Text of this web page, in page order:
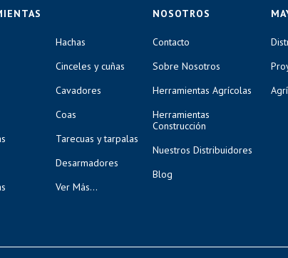
Hachas
Cinceles y cuñas
Cavadores
Coas
Tarecuas y tarpalas
Desarmadores
Ver Más...
NOSOTROS
Contacto
Sobre Nosotros
Herramientas Agrícolas
Herramientas
Construcción
Nuestros Distribuidores
Blog